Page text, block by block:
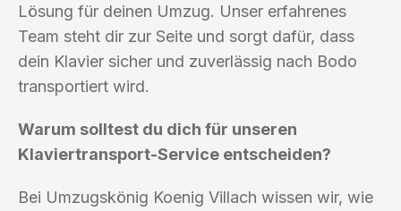
Lösung für deinen Umzug. Unser erfahrenes
Team steht dir zur Seite und sorgt dafür, dass
dein Klavier sicher und zuverlässig nach Bodo
transportiert wird.
Warum solltest du dich für unseren
Klaviertransport-Service entscheiden?
Bei Umzugskönig Koenig Villach wissen wir, wie